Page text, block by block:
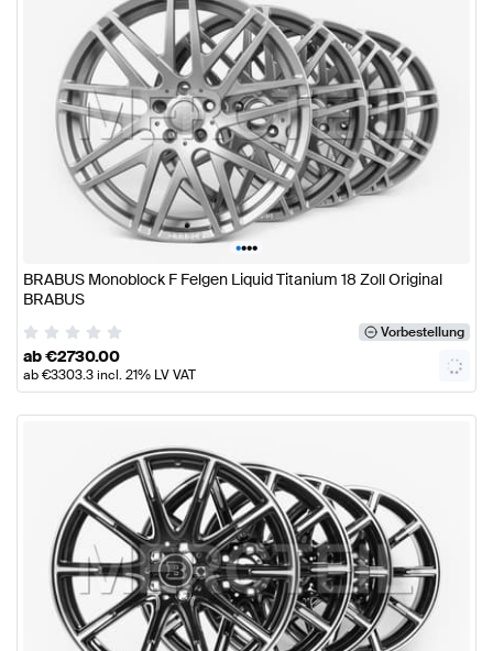
••••
BRABUS Monoblock F Felgen Liquid Titanium 18 Zoll Original
BRABUS
Vorbestellung
ab€2730.00
ab€3303.3incl. 21% LV VAT